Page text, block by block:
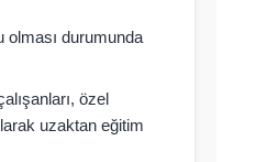
olması durumunda
özel
uzaktan eğitim